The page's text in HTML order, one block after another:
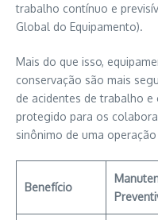
trabalho contínuo e
Global do Equipamento).
Mais do que isso,
conservação são mais
de acidentes de trabalho e
protegido para os
sinônimo de uma
Benefício